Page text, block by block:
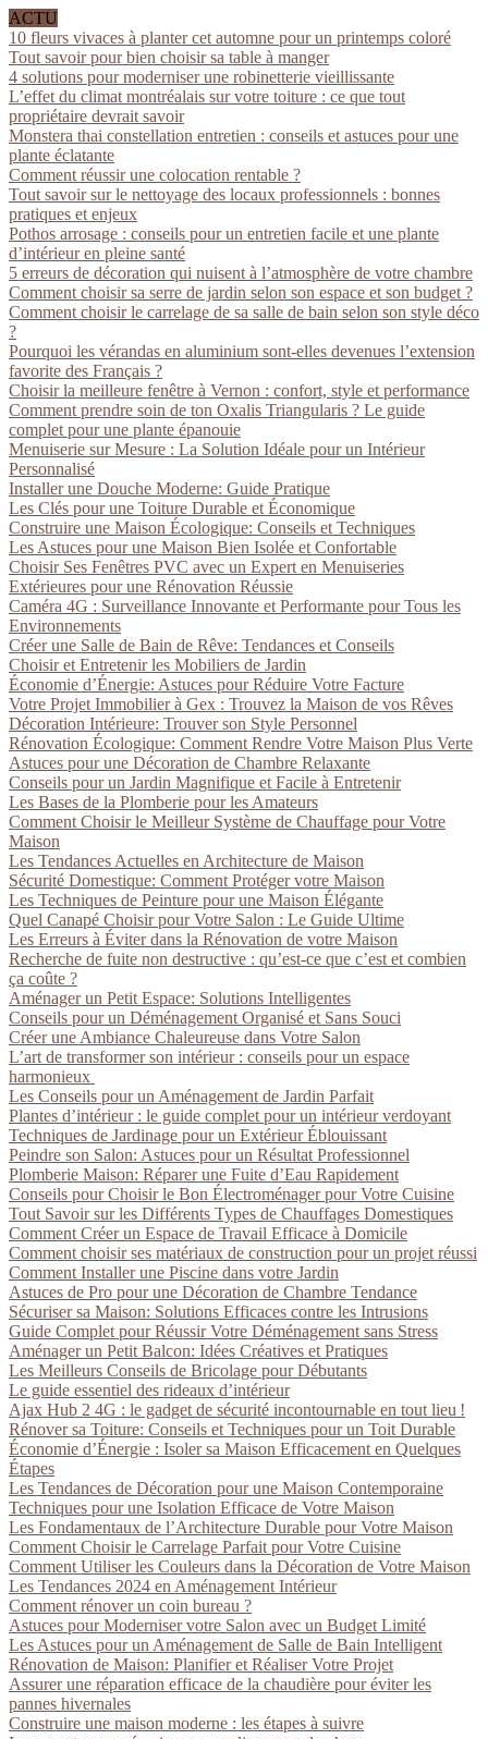
ACTU
10 fleurs vivaces à planter cet automne pour un printemps coloré
Tout savoir pour bien choisir sa table à manger
4 solutions pour moderniser une robinetterie vieillissante
L’effet du climat montréalais sur votre toiture : ce que tout
propriétaire devrait savoir
Monstera thai constellation entretien : conseils et astuces pour une
plante éclatante
Comment réussir une colocation rentable ?
Tout savoir sur le nettoyage des locaux professionnels : bonnes
pratiques et enjeux
Pothos arrosage : conseils pour un entretien facile et une plante
d’intérieur en pleine santé
5 erreurs de décoration qui nuisent à l’atmosphère de votre chambre
Comment choisir sa serre de jardin selon son espace et son budget ?
Comment choisir le carrelage de sa salle de bain selon son style déco
?
Pourquoi les vérandas en aluminium sont-elles devenues l’extension
favorite des Français ?
Choisir la meilleure fenêtre à Vernon : confort, style et performance
Comment prendre soin de ton Oxalis Triangularis ? Le guide
complet pour une plante épanouie
Menuiserie sur Mesure : La Solution Idéale pour un Intérieur
Personnalisé
Installer une Douche Moderne: Guide Pratique
Les Clés pour une Toiture Durable et Économique
Construire une Maison Écologique: Conseils et Techniques
Les Astuces pour une Maison Bien Isolée et Confortable
Choisir Ses Fenêtres PVC avec un Expert en Menuiseries
Extérieures pour une Rénovation Réussie
Caméra 4G : Surveillance Innovante et Performante pour Tous les
Environnements
Créer une Salle de Bain de Rêve: Tendances et Conseils
Choisir et Entretenir les Mobiliers de Jardin
Économie d’Énergie: Astuces pour Réduire Votre Facture
Votre Projet Immobilier à Gex : Trouvez la Maison de vos Rêves
Décoration Intérieure: Trouver son Style Personnel
Rénovation Écologique: Comment Rendre Votre Maison Plus Verte
Astuces pour une Décoration de Chambre Relaxante
Conseils pour un Jardin Magnifique et Facile à Entretenir
Les Bases de la Plomberie pour les Amateurs
Comment Choisir le Meilleur Système de Chauffage pour Votre
Maison
Les Tendances Actuelles en Architecture de Maison
Sécurité Domestique: Comment Protéger votre Maison
Les Techniques de Peinture pour une Maison Élégante
Quel Canapé Choisir pour Votre Salon : Le Guide Ultime
Les Erreurs à Éviter dans la Rénovation de votre Maison
Recherche de fuite non destructive : qu’est-ce que c’est et combien
ça coûte ?
Aménager un Petit Espace: Solutions Intelligentes
Conseils pour un Déménagement Organisé et Sans Souci
Créer une Ambiance Chaleureuse dans Votre Salon
L’art de transformer son intérieur : conseils pour un espace
harmonieux
Les Conseils pour un Aménagement de Jardin Parfait
Plantes d’intérieur : le guide complet pour un intérieur verdoyant
Techniques de Jardinage pour un Extérieur Éblouissant
Peindre son Salon: Astuces pour un Résultat Professionnel
Plomberie Maison: Réparer une Fuite d’Eau Rapidement
Conseils pour Choisir le Bon Électroménager pour Votre Cuisine
Tout Savoir sur les Différents Types de Chauffages Domestiques
Comment Créer un Espace de Travail Efficace à Domicile
Comment choisir ses matériaux de construction pour un projet réussi
Comment Installer une Piscine dans votre Jardin
Astuces de Pro pour une Décoration de Chambre Tendance
Sécuriser sa Maison: Solutions Efficaces contre les Intrusions
Guide Complet pour Réussir Votre Déménagement sans Stress
Aménager un Petit Balcon: Idées Créatives et Pratiques
Les Meilleurs Conseils de Bricolage pour Débutants
Le guide essentiel des rideaux d’intérieur
Ajax Hub 2 4G : le gadget de sécurité incontournable en tout lieu !
Rénover sa Toiture: Conseils et Techniques pour un Toit Durable
Économie d’Énergie : Isoler sa Maison Efficacement en Quelques
Étapes
Les Tendances de Décoration pour une Maison Contemporaine
Techniques pour une Isolation Efficace de Votre Maison
Les Fondamentaux de l’Architecture Durable pour Votre Maison
Comment Choisir le Carrelage Parfait pour Votre Cuisine
Comment Utiliser les Couleurs dans la Décoration de Votre Maison
Les Tendances 2024 en Aménagement Intérieur
Comment rénover un coin bureau ?
Astuces pour Moderniser votre Salon avec un Budget Limité
Les Astuces pour un Aménagement de Salle de Bain Intelligent
Rénovation de Maison: Planifier et Réaliser Votre Projet
Assurer une réparation efficace de la chaudière pour éviter les
pannes hivernales
Construire une maison moderne : les étapes à suivre